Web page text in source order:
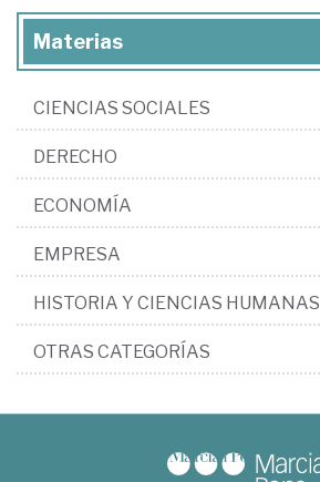
Materias
CIENCIAS SOCIALES
DERECHO
ECONOMÍA
EMPRESA
HISTORIA Y CIENCIAS HUMANAS
OTRAS CATEGORÍAS